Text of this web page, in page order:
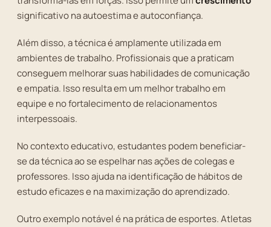
significativo na autoestima e autoconfiança.
Além disso, a técnica é amplamente utilizada em
ambientes de trabalho. Profissionais que a praticam
conseguem melhorar suas habilidades de comunicação
e empatia. Isso resulta em um melhor trabalho em
equipe e no fortalecimento de relacionamentos
interpessoais.
No contexto educativo, estudantes podem beneficiar-
se da técnica ao se espelhar nas ações de colegas e
professores. Isso ajuda na identificação de hábitos de
estudo eficazes e na maximização do aprendizado.
Outro exemplo notável é na prática de esportes. Atletas